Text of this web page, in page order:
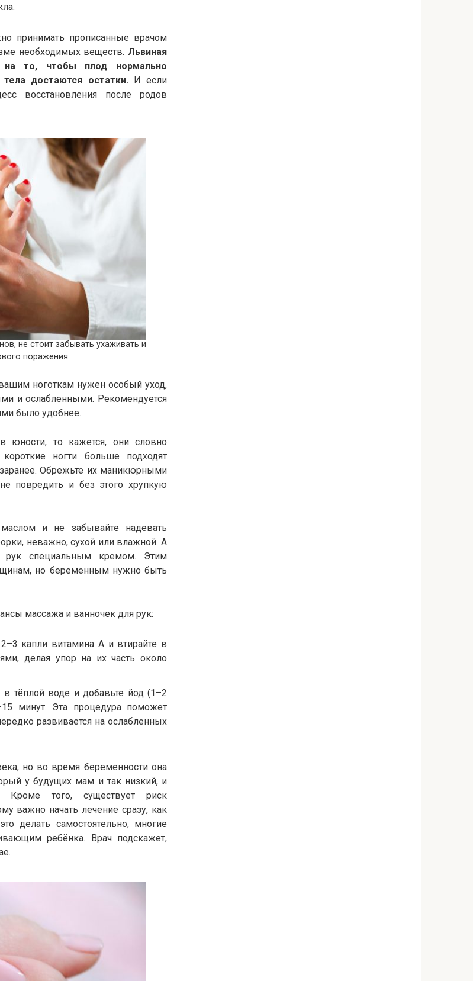
принимать прописанные врачом
необходимых веществ. Львиная
на то, чтобы плод нормально
достаются остатки.И если
восстановления после родов
не стоит забывать ухаживать и
поражения
ноготкам нужен особый уход,
и ослабленными. Рекомендуется
было удобнее.
то кажется, они словно
ногти больше подходят
Обрежьте их маникюрными
повредить и без этого хрупкую
и не забывайте надевать
неважно, сухой или влажной. А
рук специальным кремом. Этим
но беременным нужно быть
массажа и ванночек для рук:
капли витамина A и втирайте в
делая упор на их часть около
тёплой воде и добавьте йод (1–2
минут. Эта процедура поможет
развивается на ослабленных
но во время беременности она
у будущих мам и так низкий, и
Кроме того, существует риск
важно начать лечение сразу, как
делать самостоятельно, многие
ребёнка. Врач подскажет,